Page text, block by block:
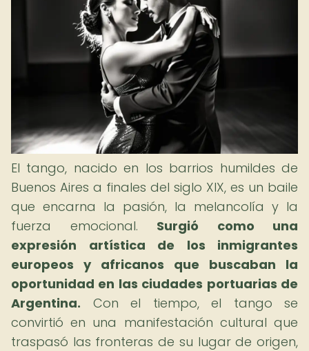
El tango, nacido en los barrios humildes de
Buenos Aires a finales del siglo XIX, es un baile
que encarna la pasión, la melancolía y la
fuerza emocional. Surgió como una
expresión artística de los inmigrantes
europeos y africanos que buscaban la
oportunidad en las ciudades portuarias de
Argentina. Con el tiempo, el tango se
convirtió en una manifestación cultural que
traspasó las fronteras de su lugar de origen,